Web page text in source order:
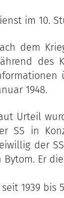
im 10.
dem
des
1948.
Urteil
SS in
der
Bytom. Er
seit 1939 bis